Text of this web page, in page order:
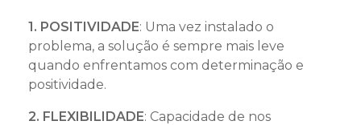
1. POSITIVIDADE: Uma vez instalado o
problema, a solução é sempre mais leve
quando enfrentamos com determinação e
positividade.
2. FLEXIBILIDADE: Capacidade de nos